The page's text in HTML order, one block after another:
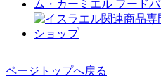
ページトップへ戻る